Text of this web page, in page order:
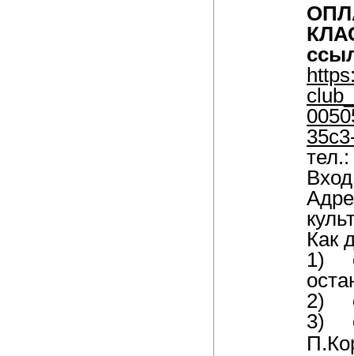
Как
1)
2)
3)